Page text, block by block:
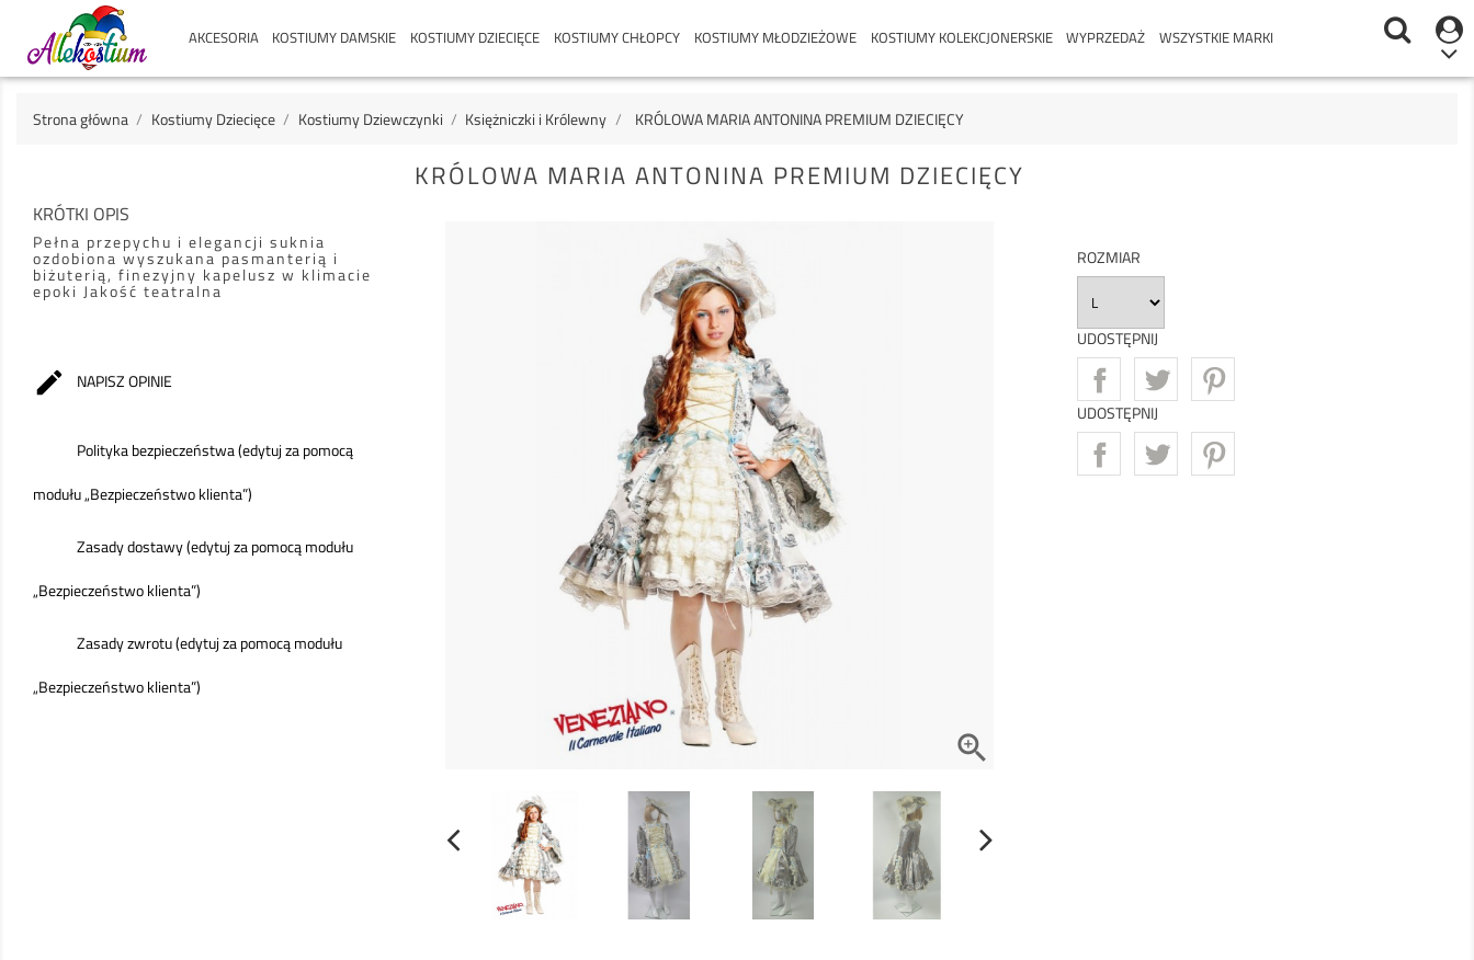
AKCESORIA KOSTIUMY DAMSKIE KOSTIUMY DZIECIĘCE KOSTIUMY CHŁOPCY KOSTIUMY MŁODZIEŻOWE KOSTIUMY KOLEKCJONERSKIE WYPRZEDAŻ WSZYSTKIE MARKI
Strona główna Kostiumy Dziecięce Kostiumy Dziewczynki Księżniczki i Królewny KRÓLOWA MARIA ANTONINA PREMIUM DZIECIĘCY
KRÓTKI OPIS
Pełna przepychu i elegancji suknia
ozdobiona wyszukana pasmanterią i
biżuterią, finezyjny kapelusz w klimacie
epoki Jakość teatralna
 NAPISZ OPINIE
Polityka bezpieczeństwa (edytuj za pomocą
modułu „Bezpieczeństwo klienta”)
Zasady dostawy (edytuj za pomocą modułu
„Bezpieczeństwo klienta”)
Zasady zwrotu (edytuj za pomocą modułu
„Bezpieczeństwo klienta”)
KRÓLOWA MARIA ANTONINA PREMIUM DZIECIĘCY

ROZMIAR
UDOSTĘPNIJ
UDOSTĘPNIJ